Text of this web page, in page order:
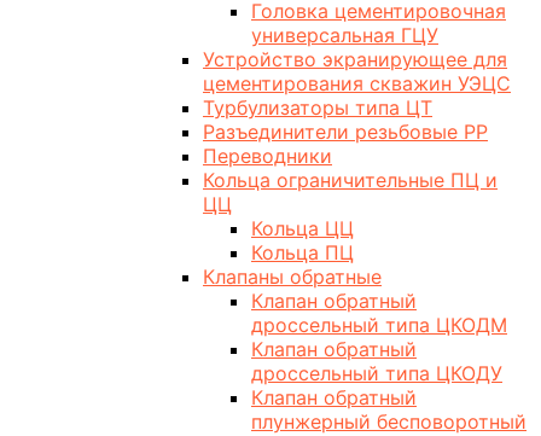
Головка цементировочная
универсальная ГЦУ
Устройство экранирующее для
цементирования скважин УЭЦС
Турбулизаторы типа ЦТ
Разъединители резьбовые РР
Переводники
Кольца ограничительные ПЦ и
ЦЦ
Кольца ЦЦ
Кольца ПЦ
Клапаны обратные
Клапан обратный
дроссельный типа ЦКОДМ
Клапан обратный
дроссельный типа ЦКОДУ
Клапан обратный
плунжерный бесповоротный